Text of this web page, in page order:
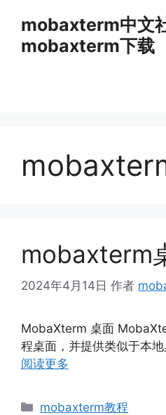
mobaxterm中文
mobaxterm下载
mobaxterm
2024年4月14日 作者
MobaXterm 桌面
程桌面，并提供类似于本
阅读更多
分
mobaxterm教程